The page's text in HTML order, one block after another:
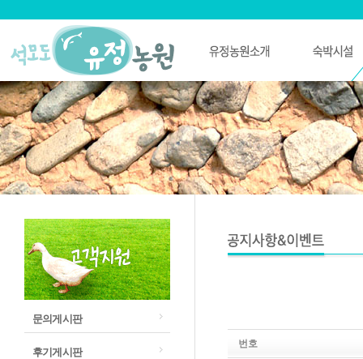
문의게시판
후기게시판
번호